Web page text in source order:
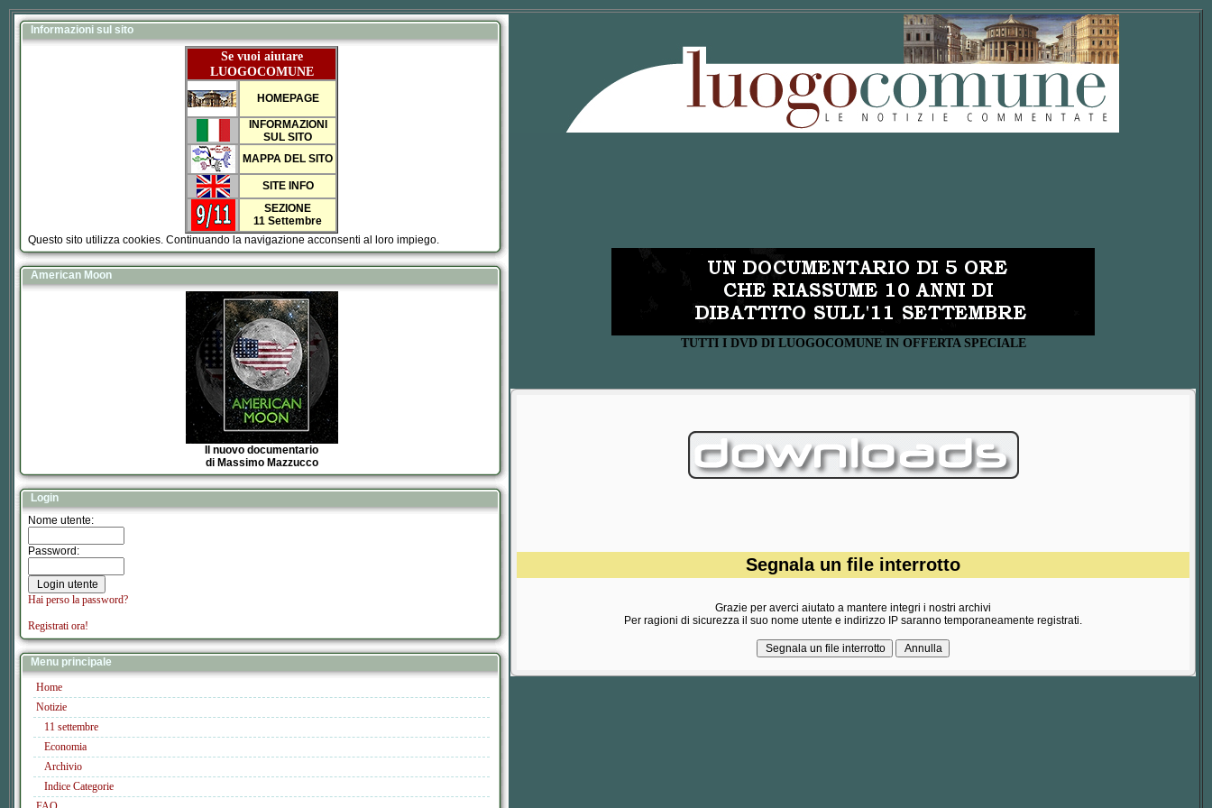
Informazioni sul sito
Se vuoi aiutare
LUOGOCOMUNE
HOMEPAGE
INFORMAZIONI
SUL SITO
MAPPA DEL SITO
SITE INFO
SEZIONE
11 Settembre
Questo sito utilizza cookies. Continuando la navigazione acconsenti al loro impiego.
American Moon
Il nuovo documentario
di Massimo Mazzucco
Login
Nome utente:
Password:
Hai perso la password?
Registrati ora!
Menu principale
Home
Notizie
11 settembre
Economia
Archivio
Indice Categorie
TUTTI I DVD DI LUOGOCOMUNE IN OFFERTA SPECIALE
Segnala un file interrotto
Grazie per averci aiutato a mantere integri i nostri archivi
Per ragioni di sicurezza il suo nome utente e indirizzo IP saranno temporaneamente registrati.